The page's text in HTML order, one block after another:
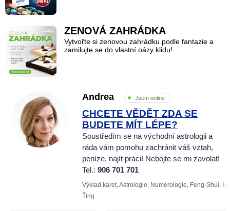
ZENOVÁ ZAHRÁDKA
Vytvořte si zenovou zahrádku podle fantazie a
zamilujte se do vlastní oázy klidu!
Andrea Jsem online
CHCETE VĚDĚT ZDA SE
BUDETE MÍT LÉPE?
Soustředím se na východní astrologii a
ráda vám pomohu zachránit váš vztah,
peníze, najít práci! Nebojte se mi zavolat!
Tel.: 906 701 701
Výklad karet, Astrologie, Numerologie, Feng-Shui, I -
Ťing